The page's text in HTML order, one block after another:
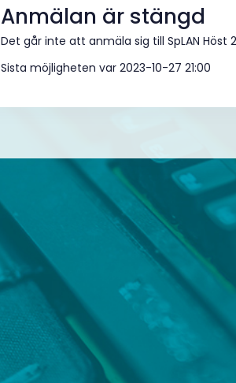
Anmälan är stängd
Det går inte att anmäla sig till SpLAN Höst
Sista möjligheten var 2023-10-27 21:00